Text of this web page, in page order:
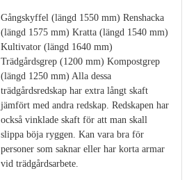
Gångskyffel (längd 1550 mm) Renshacka
(längd 1575 mm) Kratta (längd 1540 mm)
Kultivator (längd 1640 mm)
Trädgårdsgrep (1200 mm) Kompostgrep
(längd 1250 mm) Alla dessa
trädgårdsredskap har extra långt skaft
jämfört med andra redskap. Redskapen har
också vinklade skaft för att man skall
slippa böja ryggen. Kan vara bra för
personer som saknar eller har korta armar
vid trädgårdsarbete.